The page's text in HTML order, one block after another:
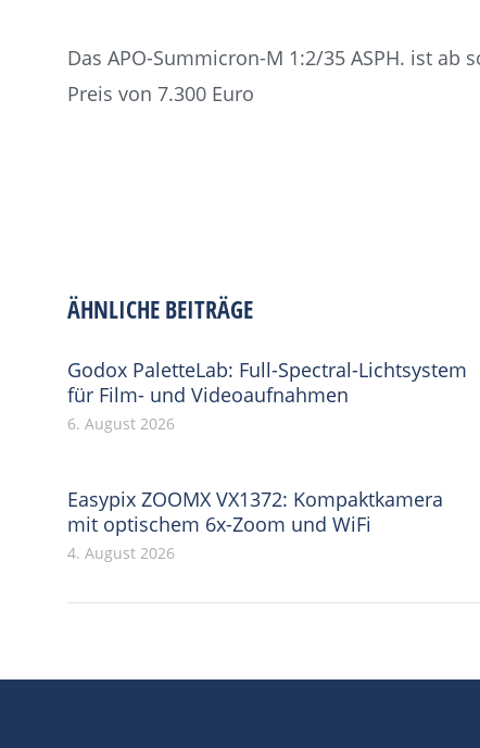
Das APO-Summicron-M 1:2/35 ASPH. ist ab
Preis von 7.300 Euro
ÄHNLICHE BEITRÄGE
Godox PaletteLab: Full-Spectral-Lichtsystem
für Film- und Videoaufnahmen
6. August 2026
Easypix ZOOMX VX1372: Kompaktkamera
mit optischem 6x-Zoom und WiFi
4. August 2026